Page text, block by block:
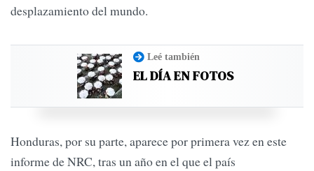
desplazamiento del mundo.
Leé también
EL DÍA EN FOTOS
Honduras, por su parte, aparece por primera vez en este
informe de NRC, tras un año en el que el país